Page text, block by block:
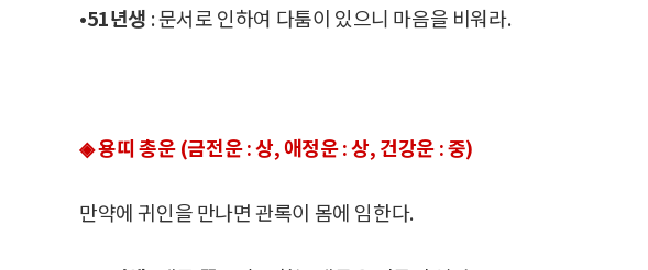
•51년생 : 문서로 인하여 다툼이 있으니 마음을 비워라.
◈ 용띠 총운 (금전운 : 상, 애정운 : 상, 건강운 : 중)
만약에 귀인을 만나면 관록이 몸에 임한다.